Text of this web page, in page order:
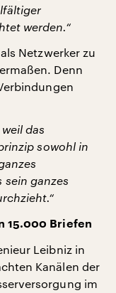
werden.“
Netzwerker zu
Denn
das
sowohl in
sein ganzes
15.000 Briefen
Leibniz in
Kanälen der
im